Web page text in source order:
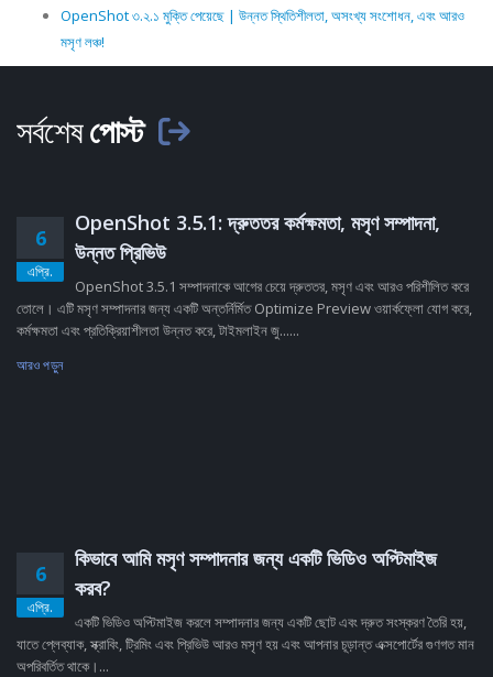
OpenShot ৩.২.১ মুক্তি পেয়েছে | উন্নত স্থিতিশীলতা, অসংখ্য সংশোধন, এবং আরও
মসৃণ লঞ্চ!
সর্বশেষপোস্ট
6
এপ্রি.
OpenShot 3.5.1: দ্রুততর কর্মক্ষমতা, মসৃণ সম্পাদনা,
উন্নত প্রিভিউ
OpenShot 3.5.1 সম্পাদনাকে আগের চেয়ে দ্রুততর, মসৃণ এবং আরও পরিশীলিত করে
তোলে। এটি মসৃণ সম্পাদনার জন্য একটি অন্তর্নির্মিত Optimize Preview ওয়ার্কফ্লো যোগ করে,
কর্মক্ষমতা এবং প্রতিক্রিয়াশীলতা উন্নত করে, টাইমলাইন জু......
আরও পড়ুন
6
এপ্রি.
কিভাবে আমি মসৃণ সম্পাদনার জন্য একটি ভিডিও অপ্টিমাইজ
করব?
একটি ভিডিও অপ্টিমাইজ করলে সম্পাদনার জন্য একটি ছোট এবং দ্রুত সংস্করণ তৈরি হয়,
যাতে প্লেব্যাক, স্ক্রাবিং, ট্রিমিং এবং প্রিভিউ আরও মসৃণ হয় এবং আপনার চূড়ান্ত এক্সপোর্টের গুণগত মান
অপরিবর্তিত থাকে।...